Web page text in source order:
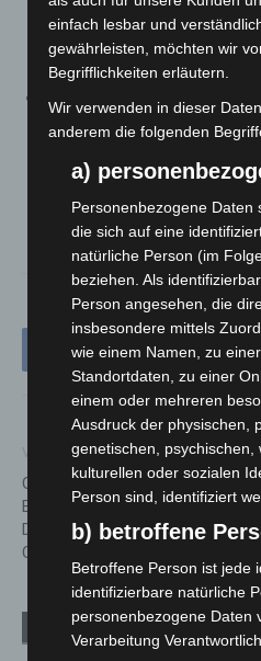
durch weniger Ausschuss
(Nachhaltigkeitsziel Nr. 9).
Der Einsatz von Robotern
mit Menschen arbeiten,
Risiken für auftretende
Krankheiten (UN-
Vorheriger Artikel
Gemeinsam für attraktive
Bahnhöfe: Stadt Hannover und
Deutsche Bahn starten Smart-
City-Partnerschaft
Verwandte Artikel
einfach lesbar und
gewährleisten, möchten wir
Begrifflichkeiten erläutern.
Wir verwenden in dieser
anderem die folgenden
a)
Personenbezogene Daten
die sich auf eine
natürliche Person (im
beziehen. Als
Person angesehen, die
insbesondere mittels
wie einem Namen, zu
Standortdaten, zu einer
einem oder mehreren
Ausdruck der physischen,
genetischen, psychischen,
kulturellen oder sozialen
Person sind, identifiziert
b) betroffene
Betroffene Person ist jede
identifizierbare natürliche
personenbezogene Daten
Verarbeitung